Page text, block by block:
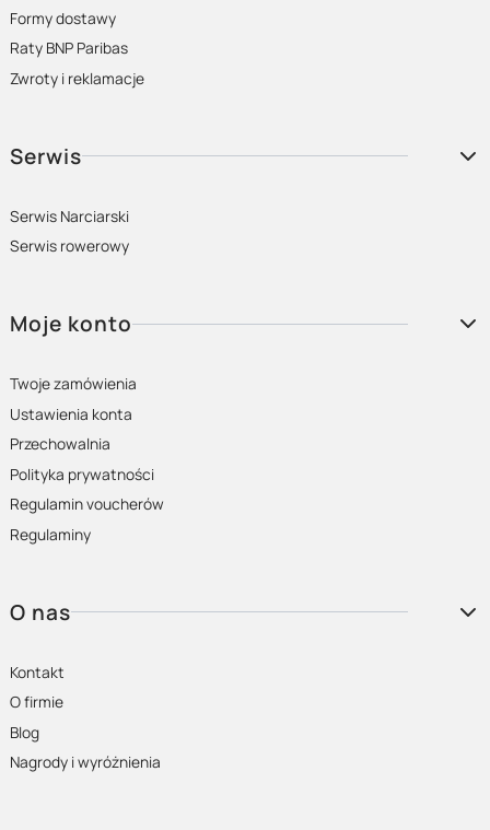
Formy dostawy
Raty BNP Paribas
Zwroty i reklamacje
Serwis
Serwis Narciarski
Serwis rowerowy
Moje konto
Twoje zamówienia
Ustawienia konta
Przechowalnia
Polityka prywatności
Regulamin voucherów
Regulaminy
O nas
Kontakt
O firmie
Blog
Nagrody i wyróżnienia